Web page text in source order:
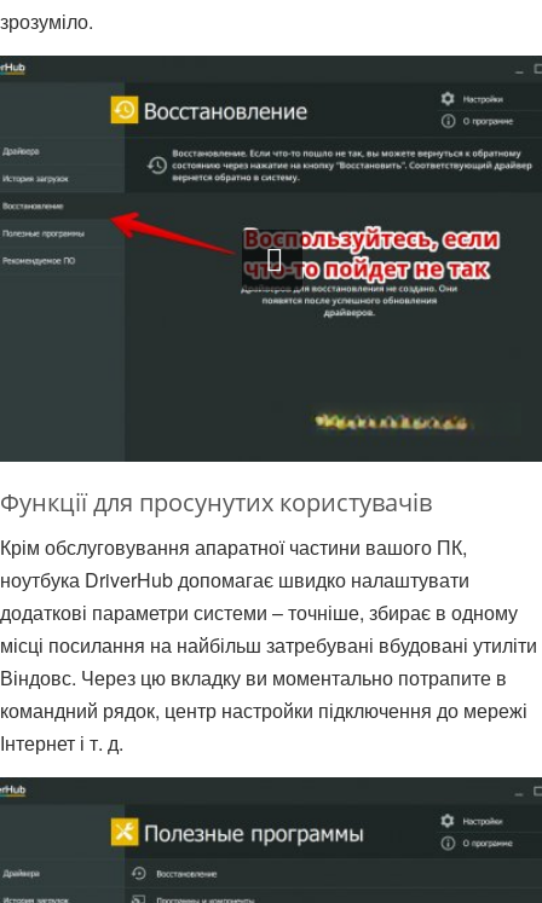
зрозуміло.
Функції для просунутих користувачів
Крім обслуговування апаратної частини вашого ПК,
ноутбука DriverHub допомагає швидко налаштувати
додаткові параметри системи – точніше, збирає в одному
місці посилання на найбільш затребувані вбудовані утиліти
Віндовс. Через цю вкладку ви моментально потрапите в
командний рядок, центр настройки підключення до мережі
Інтернет і т. д.